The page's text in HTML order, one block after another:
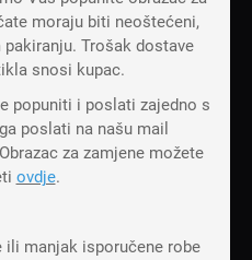
moraju biti neoštećeni,
Trošak dostave
snosi kupac.
popuniti i poslati zajedno s
poslati na našu mail
za zamjene možete
ovdje.
ili manjak isporučene robe